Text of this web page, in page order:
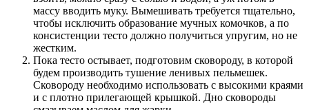
массу вводить муку. Вымешивать требуется тщательно,
чтобы исключить образование мучных комочков, а по
консистенции тесто должно получиться упругим, но не
жестким.
Пока тесто остывает, подготовим сковороду, в которой
будем производить тушение ленивых пельмешек.
Сковороду необходимо использовать с высокими краями
и с плотно прилегающей крышкой. Дно сковороды